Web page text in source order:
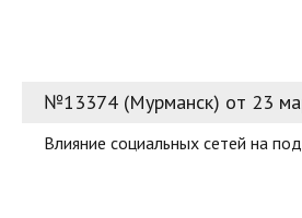
№13374 (Мурманск) от 23
Влияние социальных сетей на